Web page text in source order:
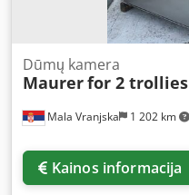
Mala Vranjska 1 202 km
Dūmų kamera
Maurerfor 2 trollies
Kainos informacija